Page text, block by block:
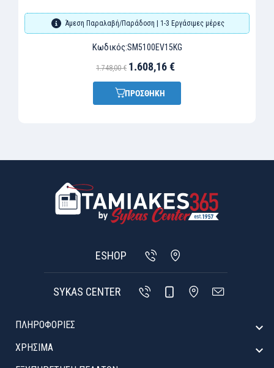
Άμεση Παραλαβή/Παράδοση | 1-3 Εργάσιμες μέρες
Κωδικός:SM5100EV15KG
1.748,00 € 1.608,16 €
ΠΡΟΣΘΗΚΗ
ESHOP
SYKAS CENTER
ΠΛΗΡΟΦΟΡΙΕΣ 
ΧΡΉΣΙΜΑ 